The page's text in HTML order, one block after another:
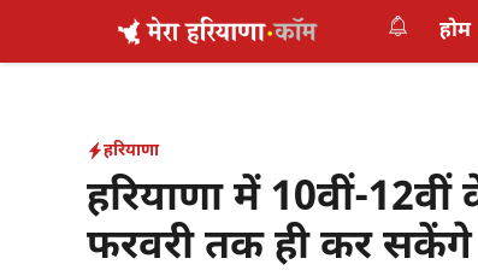
होम
हरियाणा
हरियाणा में 10वीं-
फरवरी तक ही कर सकेंगे